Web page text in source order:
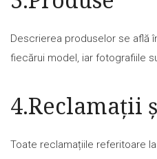
Descrierea produselor se află
fiecărui model, iar fotografiile
4.Reclamații
Toate reclamațiile referitoare